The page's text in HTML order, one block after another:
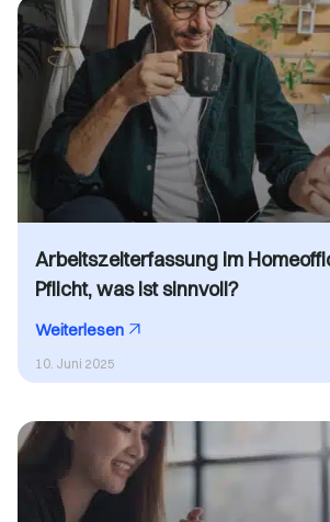
Arbeitszeiterfassung im
Pflicht, was ist sinnvoll?
Weiterlesen
10. Juni 2025